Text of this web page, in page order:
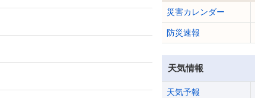
災害カレンダー
防災速報
天気情報
天気予報